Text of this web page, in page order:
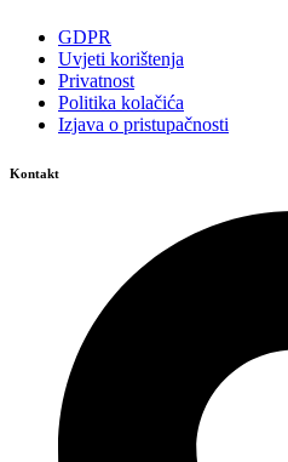
GDPR
Uvjeti korištenja
Privatnost
Politika kolačića
Izjava o pristupačnosti
Kontakt